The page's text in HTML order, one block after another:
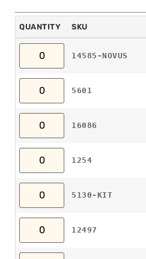
QUANTITY SKU
14585-NOVUS
5601
16086
1254
5130-KIT
12497